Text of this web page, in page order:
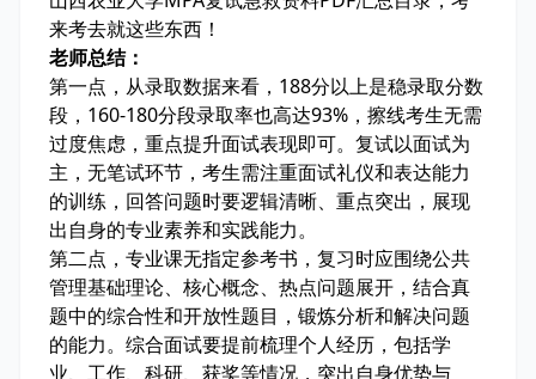
来考去就这些东西！
老师总结：
第一点，从录取数据来看，188分以上是稳录取分数
段，160-180分段录取率也高达93%，擦线考生无需
过度焦虑，重点提升面试表现即可。复试以面试为
主，无笔试环节，考生需注重面试礼仪和表达能力
的训练，回答问题时要逻辑清晰、重点突出，展现
出自身的专业素养和实践能力。
第二点，专业课无指定参考书，复习时应围绕公共
管理基础理论、核心概念、热点问题展开，结合真
题中的综合性和开放性题目，锻炼分析和解决问题
的能力。综合面试要提前梳理个人经历，包括学
业、工作、科研、获奖等情况，突出自身优势与